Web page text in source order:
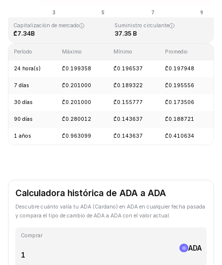
Capitalización de mercado
₾7.34B
Suministro circulante
37.35 B
Período Máximo Mínimo Promedio
24 hora(s) ₾0.199358 ₾0.196537 ₾0.197948
7 días ₾0.201000 ₾0.189322 ₾0.195556
30 días ₾0.201000 ₾0.155777 ₾0.173506
90 días ₾0.280012 ₾0.143637 ₾0.188721
1 años ₾0.963099 ₾0.143637 ₾0.410634
Calculadora histórica de ADA a ADA
Descubre cuánto valía tu ADA (Cardano) en ADA en cualquier fecha pasada
y compara el tipo de cambio de ADA a ADA con el valor actual.
Comprar
ADA